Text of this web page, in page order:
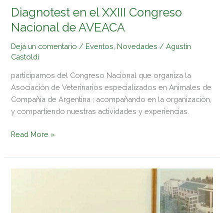
Diagnotest en el XXIII Congreso
Nacional de AVEACA
Dejá un comentario / Eventos Novedades /Agustin
Castoldi
participamos del Congreso Nacional que organiza la
Asociación de Veterinarios especializados en Animales de
Compañía de Argentina ; acompañando en la organización,
y compartiendo nuestras actividades y experiencias.
Read More »